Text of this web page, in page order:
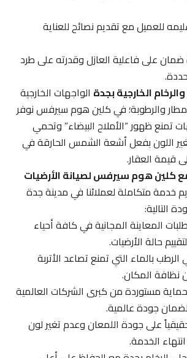
مع تقديم نصائح للعناية
على فاعلية العازل وقدرته على طرد
الخارجية بجدةالواجهات الخارجية
والرطوبة؛ في كلين هوم سيرفس نوفر
ظهور “الأملاح البيضاء” وتحمي
اللون بفعل أشعة الشمس الحارقة في
العقار.
كلين هوم سيرفس لصيانة الأرضيات
متكاملة لعملائنا في مدينة جدة
المعاينة المجانية في كافة أحياء
حالة الأرضيات.
بالماء التي تمنع تصاعد الأتربة
المكان.
مستوردة من كبرى الشركات العالمية
جودة عالمية.
على جودة اللمعان وعدم تغير لون
الخدمة.